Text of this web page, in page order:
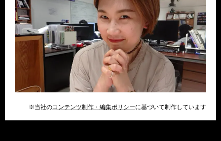
※当社のコンテンツ制作・編集ポリシーに基づいて制作しています